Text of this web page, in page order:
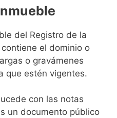
del Registro de la
el dominio o
o gravámenes
que estén vigentes.
con las notas
un documento público